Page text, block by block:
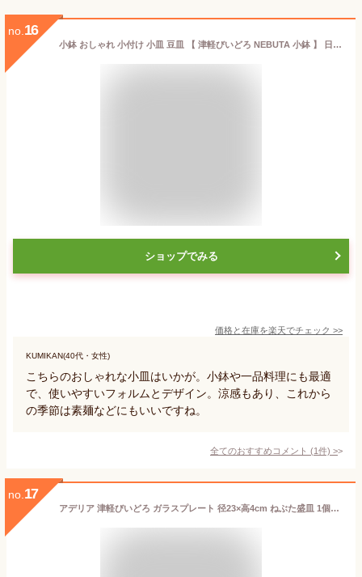
no. 16
小鉢 おしゃれ 小付け 小皿 豆皿 【 津軽びいどろ NEBUTA 小鉢 】 日本製 広口 小鉢 小付 おつまみ 取り皿 ボウル ガラス 食器ハンドメイド ギフト 父の日 誕生日 アデリア 石塚硝子
ショップでみる
価格と在庫を楽天でチェック >>
KUMIKAN(40代・女性)
こちらのおしゃれな小皿はいかが。小鉢や一品料理にも最適
で、使いやすいフォルムとデザイン。涼感もあり、これから
の季節は素麺などにもいいですね。
全てのおすすめコメント (1件) >
no. 17
アデリア 津軽びいどろ ガラスプレート 径23×高4cm ねぶた盛皿 1個箱入 日本製 F-75053